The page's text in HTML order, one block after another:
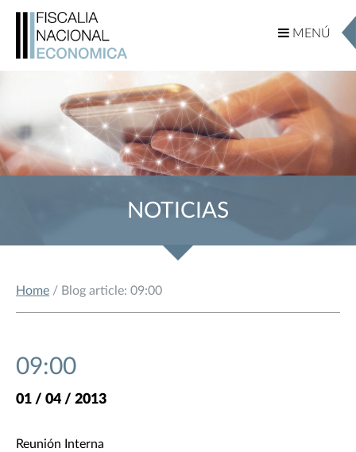
MENÚ
MENÚ
NOTICIAS
Home / Blog article: 09:00
09:00
01 / 04 / 2013
Reunión Interna